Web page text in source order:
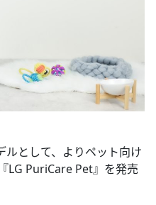
ルとして、よりペット向け
LG PuriCare Pet』を発売